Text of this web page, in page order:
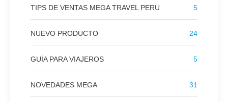
TIPS DE VENTAS MEGA TRAVEL PERU 5
NUEVO PRODUCTO 24
GUÍA PARA VIAJEROS 5
NOVEDADES MEGA 31